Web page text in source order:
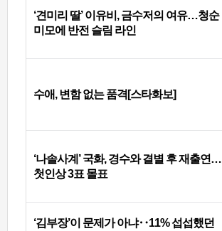
‘견미리 딸’ 이유비, 금수저의 여유…청순
미모에 반전 슬림 라인
수애, 변함 없는 품격[스타화보]
‘나솔사계’ 국화, 경수와 결별 후 재출연…
첫인상 3표 몰표
‘김부장’이 문제가 아냐‥11% 섭섭했던